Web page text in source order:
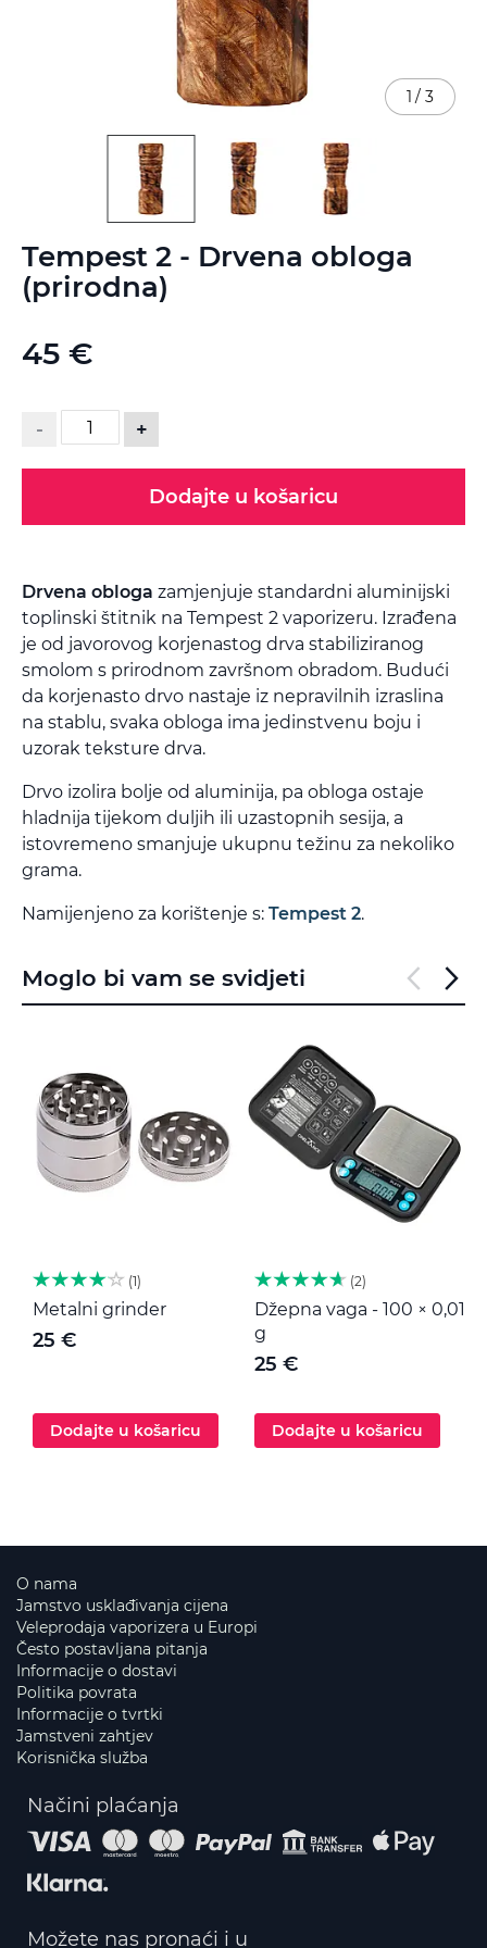
Tempest 2 - Drvena obloga
(prirodna)
45 €
- +
Dodajte u košaricu
Drvena obloga zamjenjuje standardni aluminijski
toplinski štitnik na Tempest 2 vaporizeru. Izrađena
je od javorovog korjenastog drva stabiliziranog
smolom s prirodnom završnom obradom. Budući
da korjenasto drvo nastaje iz nepravilnih izraslina
na stablu, svaka obloga ima jedinstvenu boju i
uzorak teksture drva.
Drvo izolira bolje od aluminija, pa obloga ostaje
hladnija tijekom duljih ili uzastopnih sesija, a
istovremeno smanjuje ukupnu težinu za nekoliko
grama.
Namijenjeno za korištenje s: Tempest 2.
1 / 3
to
the
beginning
the
images
Moglo bi vam se svidjeti
1
Metalni grinder
25 €
Dodajte u košaricu
2
Džepna vaga - 100 × 0,01
g
25 €
Dodajte u košaricu
O nama
Jamstvo usklađivanja cijena
Veleprodaja vaporizera u Europi
Često postavljana pitanja
Informacije o dostavi
Politika povrata
Informacije o tvrtki
Jamstveni zahtjev
Korisnička služba
Načini plaćanja
Možete nas pronaći i u